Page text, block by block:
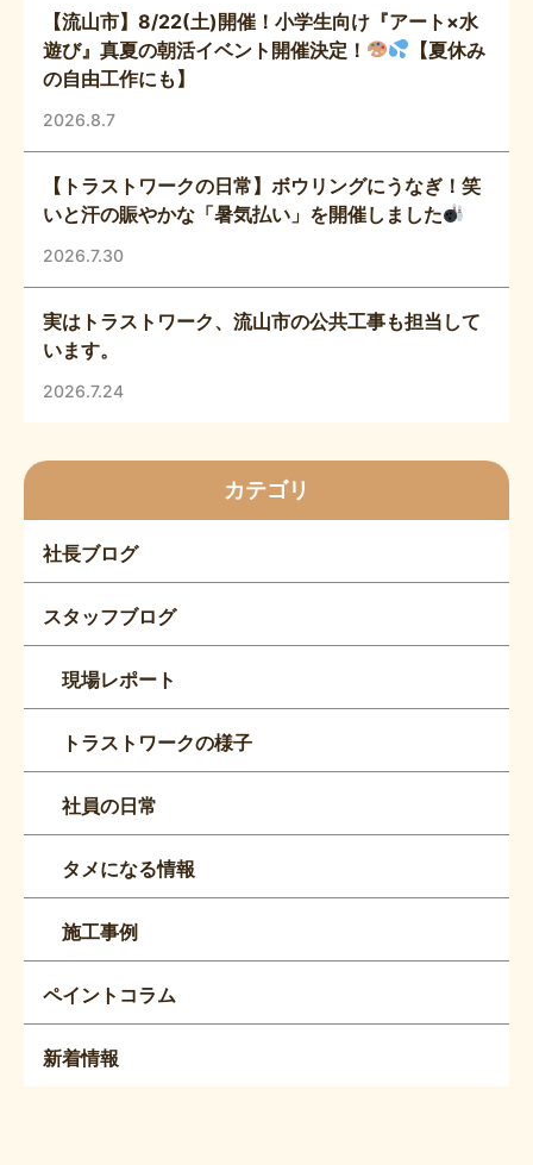
【流山市】8/22(土)開催！小学生向け『アート×水
遊び』真夏の朝活イベント開催決定！
【夏休み
の自由工作にも】
2026.8.7
【トラストワークの日常】ボウリングにうなぎ！笑
いと汗の賑やかな「暑気払い」を開催しました
2026.7.30
実はトラストワーク、流山市の公共工事も担当して
います。
2026.7.24
カテゴリ
社長ブログ
スタッフブログ
現場レポート
トラストワークの様子
社員の日常
タメになる情報
施工事例
ペイントコラム
新着情報